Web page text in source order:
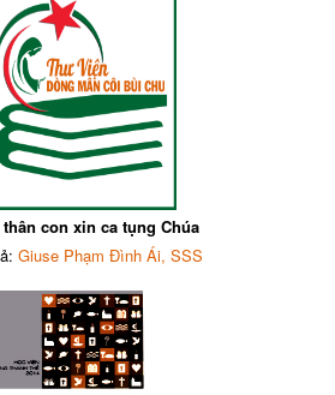
thân con xin ca tụng Chúa
Giuse Phạm Đình Ái, SSS